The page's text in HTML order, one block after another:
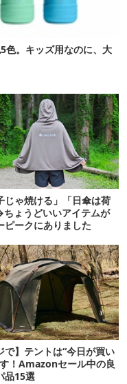
色。キッズ用なのに、大
じゃ焼ける」「日傘は荷
ょうどいいアイテムが
ピークにありました
で】テントは“今日が買い
！Amazonセール中の良
品15選